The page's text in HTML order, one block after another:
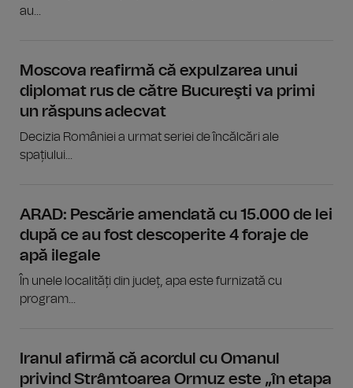
au...
Moscova reafirmă că expulzarea unui
diplomat rus de către Bucureşti va primi
un răspuns adecvat
Decizia României a urmat seriei de încălcări ale
spațiului...
ARAD: Pescărie amendată cu 15.000 de lei
după ce au fost descoperite 4 foraje de
apă ilegale
În unele localități din județ, apa este furnizată cu
program...
Iranul afirmă că acordul cu Omanul
privind Strâmtoarea Ormuz este „în etapa